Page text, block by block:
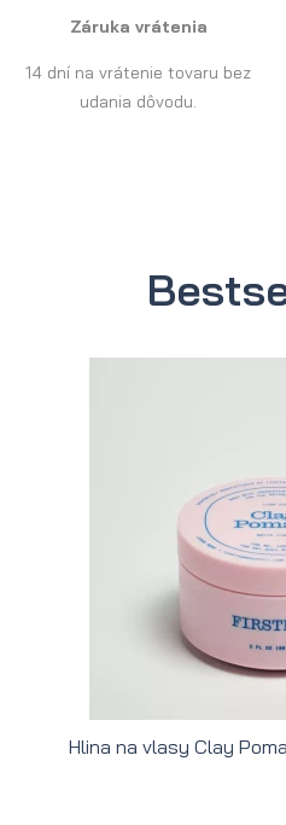
Záruka vrátenia
14 dní na vrátenie tovaru bez
udania dôvodu.
Hlina na vlasy Clay